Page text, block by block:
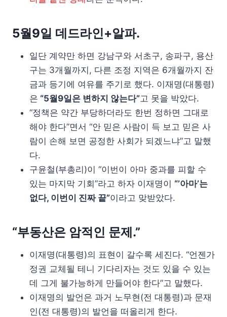
5월9일 데드라인+알파.
일단 계약만 하면 강남구와 서초구, 송파구, 용산
구는 3개월까지, 다른 조정 지역은 6개월까지 잔
금과 등기에 여유를 주기로 했다. 이재명(대통령)
은 “5월9일은 변하지 않는다”고 못을 박았다.
“정책은 약간 부당하더라도 한번 정하면 그대로
해야 한다”면서 “안 믿은 사람이 득 보고 믿은 사
람이 손해 보면 공정한 사회가 되겠느냐”고 말했
다.
구윤철(부총리)이 “이번이 아마 중과를 피할 수
있는 마지막 기회”라고 하자 이재명이 “’아마’는
없다, 이번이 진짜 끝”이라고 맞받았다.
“부동산은 암적인 문제.”
이재명(대통령)의 표현이 갈수록 세진다. “언젠가
정권 교체될 테니 기다리자는 것도 있을 수 있는
데 그게 불가능하게 만들어야 한다”고 말했다.
이재명의 발언은 과거 노무현(전 대통령)과 문재
인(전 대통령)의 발언을 떠올리게 한다.